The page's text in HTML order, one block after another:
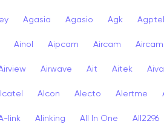
Agasia Agasio Agk
Ainol Aipcam Aircam
Airwave Ait Aitek
Alcon Alecto Alertme
link Alinking All In One All2296